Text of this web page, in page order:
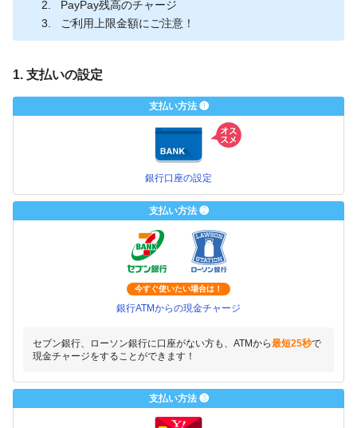
PayPay残高のチャージ
ご利用上限金額にご注意！
1. 支払いの設定
支払い方法 ❶
銀行口座の設定
支払い方法 ❷
今すぐ使いたい場合は！
銀行ATMからの現金チャージ
セブン銀行、ローソン銀行に口座がない方も、ATMから最短25秒で
現金チャージをすることができます！
支払い方法 ❸